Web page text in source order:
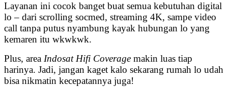
Layanan ini cocok banget buat semua kebutuhan digital
lo – dari scrolling socmed, streaming 4K, sampe video
call tanpa putus nyambung kayak hubungan lo yang
kemaren itu wkwkwk.
Plus, area Indosat Hifi Coverage makin luas tiap
harinya. Jadi, jangan kaget kalo sekarang rumah lo udah
bisa nikmatin kecepatannya juga!